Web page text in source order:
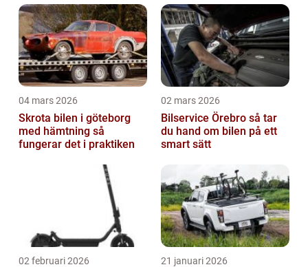
04 mars 2026
Skrota bilen i göteborg
med hämtning så
fungerar det i praktiken
02 mars 2026
Bilservice Örebro så tar
du hand om bilen på ett
smart sätt
02 februari 2026 21 januari 2026